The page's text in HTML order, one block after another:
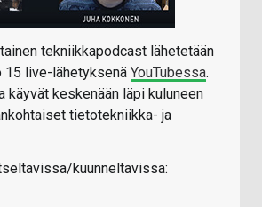
tekniikkapodcast lähetetään
15 live-lähetyksenä YouTubessa.
käyvät keskenään läpi kuluneen
tietotekniikka- ja
kuunneltavissa: